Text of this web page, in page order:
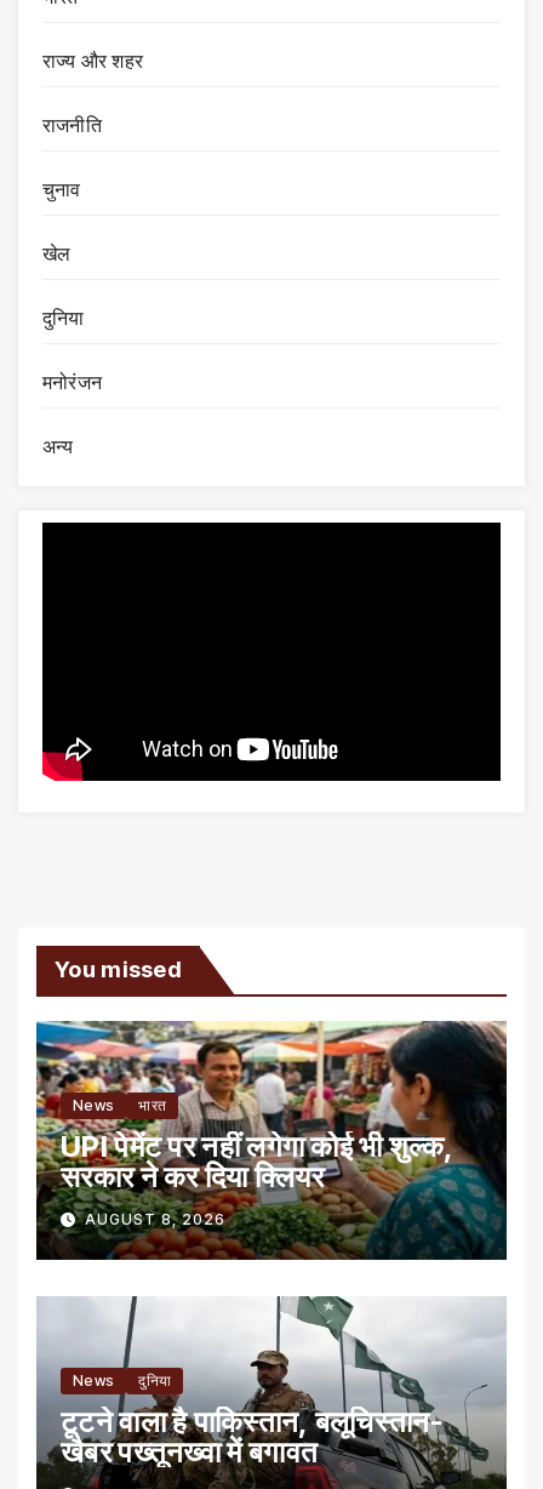
राज्य और शहर
राजनीति
चुनाव
खेल
दुनिया
मनोरंजन
अन्य
You missed
News भारत
UPI पेमेंट पर नहीं लगेगा कोई भी शुल्क,
सरकार ने कर दिया क्लियर
AUGUST 8, 2026
News दुनिया
टूटने वाला है पाकिस्तान, बलूचिस्तान-
खैबर पख्तूनख्वा में बगावत